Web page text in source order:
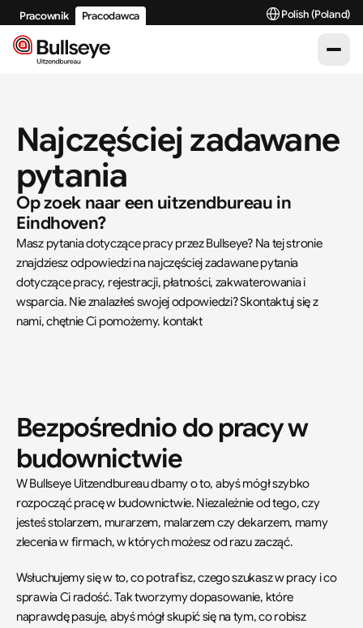
Najczęściej zadawane
pytania
Op zoek naar een uitzendbureau in
Eindhoven?
Masz pytania dotyczące pracy przez Bullseye? Na tej stronie
znajdziesz odpowiedzi na najczęściej zadawane pytania
dotyczące pracy, rejestracji, płatności, zakwaterowania i
wsparcia. Nie znalazłeś swojej odpowiedzi? Skontaktuj się z
nami, chętnie Ci pomożemy. kontakt
Bezpośrednio do pracy w
budownictwie
W Bullseye Uitzendbureau dbamy o to, abyś mógł szybko
rozpocząć pracę w budownictwie. Niezależnie od tego, czy
jesteś stolarzem, murarzem, malarzem czy dekarzem, mamy
zlecenia w firmach, w których możesz od razu zacząć.
Wsłuchujemy się w to, co potrafisz, czego szukasz w pracy i co
sprawia Ci radość. Tak tworzymy dopasowanie, które
naprawdę pasuje, abyś mógł skupić się na tym, co robisz
Pracownik Pracodawca Select Language
Polish (Poland)